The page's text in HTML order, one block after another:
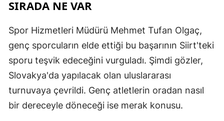
SIRADA NE VAR
Spor Hizmetleri Müdürü Mehmet Tufan Olgaç,
genç sporcuların elde ettiği bu başarının Siirt'teki
sporu teşvik edeceğini vurguladı. Şimdi gözler,
Slovakya'da yapılacak olan uluslararası
turnuvaya çevrildi. Genç atletlerin oradan nasıl
bir dereceyle döneceği ise merak konusu.